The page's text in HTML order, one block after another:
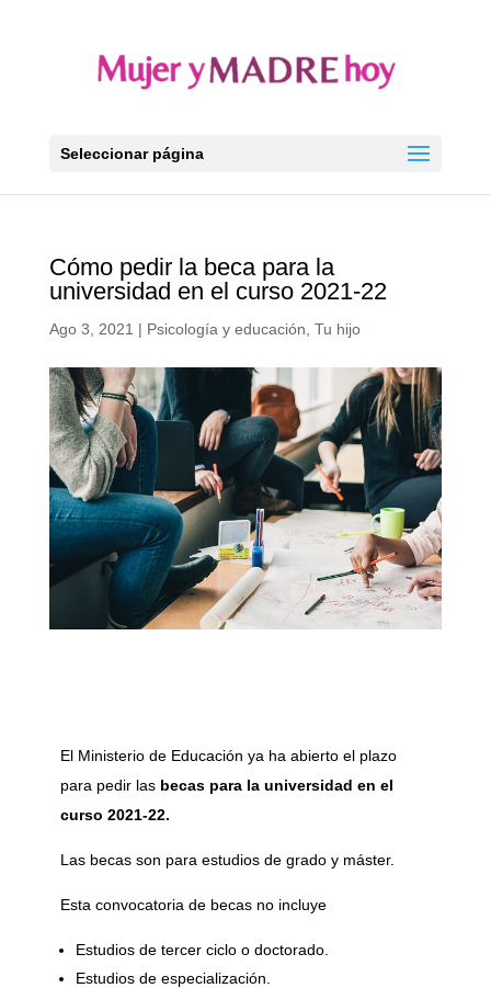
Seleccionar página
Cómo pedir la beca para la
universidad en el curso 2021-22
Ago 3, 2021 | Psicología y educación Tu hijo
El Ministerio de Educación ya ha abierto el plazo
para pedir las becas para la universidad en el
curso 2021-22.
Las becas son para estudios de grado y máster.
Esta convocatoria de becas no incluye
Estudios de tercer ciclo o doctorado.
Estudios de especialización.